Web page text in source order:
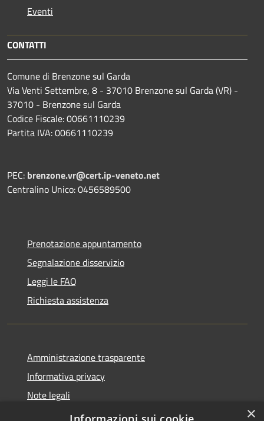
Eventi
CONTATTI
Comune di Brenzone sul Garda
Via Venti Settembre, 8 - 37010 Brenzone sul Garda (VR) -
37010 - Brenzone sul Garda
Codice Fiscale: 00661110239
Partita IVA: 00661110239
PEC: brenzone.vr@cert.ip-veneto.net
Centralino Unico: 0456589500
Prenotazione appuntamento
Segnalazione disservizio
Leggi le FAQ
Richiesta assistenza
Amministrazione trasparente
Informativa privacy
Note legali
Dichiarazione di accessibilità
×